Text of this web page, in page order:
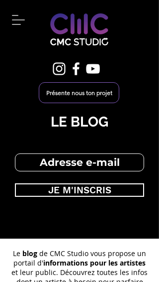
Présente nous ton projet
LE BLOG
JE M'INSCRIS
Le blog de CMC Studio vous propose un
portail d'informations pour les artistes
et leur public. Découvrez toutes les infos